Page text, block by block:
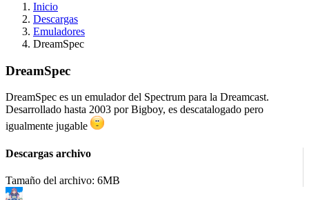
Inicio
Descargas
Emuladores
DreamSpec
DreamSpec
DreamSpec es un emulador del Spectrum para la Dreamcast.
Desarrollado hasta 2003 por Bigboy, es descatalogado pero
igualmente jugable
Descargas archivo
Tamaño del archivo: 6MB